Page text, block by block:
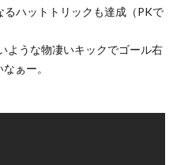
ハットトリックも達成（PKで
ような物凄いキックでゴール右
ぁー。